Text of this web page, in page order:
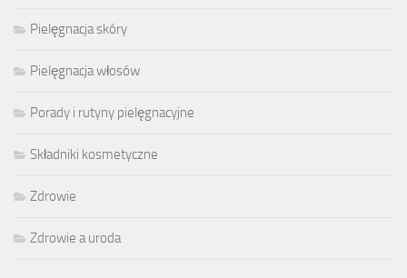
Pielęgnacja skóry
Pielęgnacja włosów
Porady i rutyny pielęgnacyjne
Składniki kosmetyczne
Zdrowie
Zdrowie a uroda